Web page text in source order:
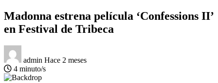
Madonna estrena película ‘Confessions II’
en Festival de Tribeca
admin Hace 2 meses
4 minuto/s